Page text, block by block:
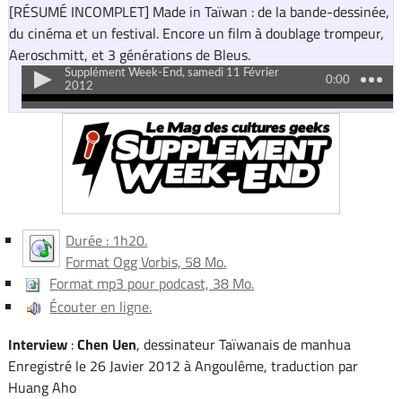
[RÉSUMÉ INCOMPLET] Made in Taïwan : de la bande-dessinée,
du cinéma et un festival. Encore un film à doublage trompeur,
Aeroschmitt, et 3 générations de Bleus.
Durée : 1h20.
Format Ogg Vorbis, 58 Mo.
Format mp3 pour podcast, 38 Mo.
Écouter en ligne.
Interview:Chen Uen, dessinateur Taïwanais de manhua
Enregistré le 26 Javier 2012 à Angoulême, traduction par
Huang Aho